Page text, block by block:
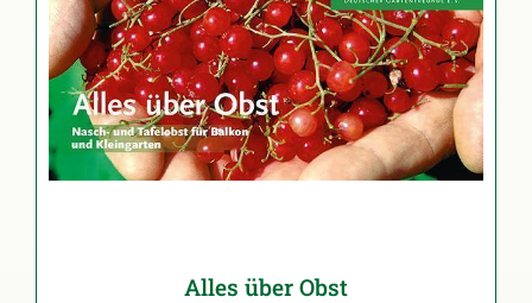
Alles über Obst